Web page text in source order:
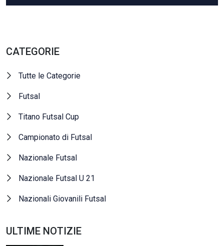
CATEGORIE
Tutte le Categorie
Futsal
Titano Futsal Cup
Campionato di Futsal
Nazionale Futsal
Nazionale Futsal U 21
Nazionali Giovanili Futsal
ULTIME NOTIZIE